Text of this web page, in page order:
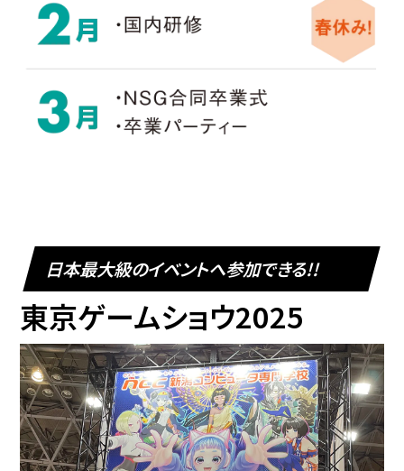
日本最大級のイベントへ参加できる!!
東京ゲームショウ2025